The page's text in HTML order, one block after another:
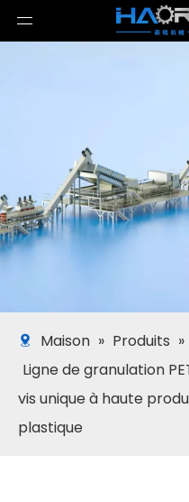
Maison » Produits »
Ligne de granulation
vis unique à haute
plastique